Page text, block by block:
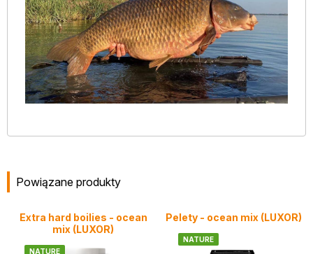
Powiązane produkty
Extra hard boilies - ocean
mix (LUXOR)
NATURE
Pelety - ocean mix (LUXOR)
NATURE